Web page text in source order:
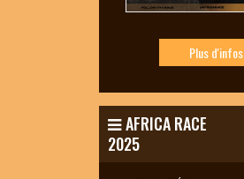
Plus d'infos
AFRICA RACE
2025